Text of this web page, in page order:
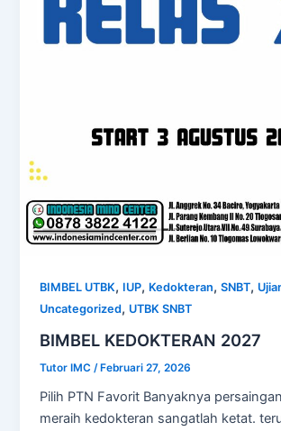
BIMBEL UTBK, IUP, Kedokteran,SNBT,
Uncategorized, UTBK SNBT
BIMBEL KEDOKTERAN 2027
Tutor IMC /Februari 27, 2026
Pilih PTN Favorit Banyaknya
meraih kedokteran sangatlah ketat.